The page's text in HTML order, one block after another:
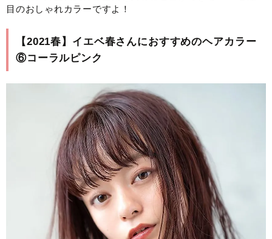
目のおしゃれカラーですよ！
【2021春】イエベ春さんにおすすめのヘアカラー
⑥コーラルピンク